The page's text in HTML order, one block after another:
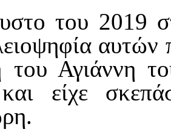
του 2019
αυτών
του Αγιάννη
είχε